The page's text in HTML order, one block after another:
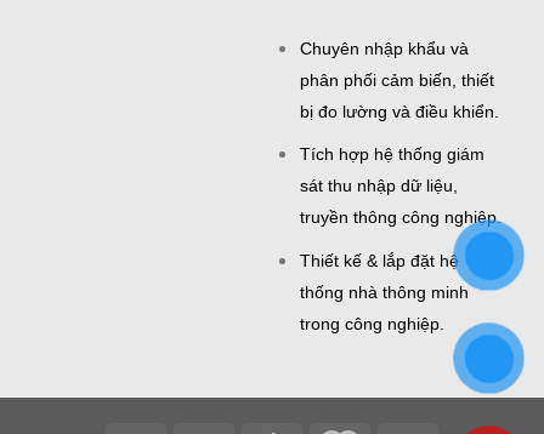
Chuyên nhập khẩu và
phân phối cảm biến, thiết
bị đo lường và điều khiển.
Tích hợp hệ thống giám
sát thu nhập dữ liệu,
truyền thông công nghiệp.
Thiết kế & lắp đặt hệ
thống nhà thông minh
trong công nghiệp.